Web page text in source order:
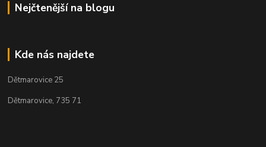
Nejčtenější na blogu
Kde nás najdete
Dětmarovice 25
Dětmarovice, 735 71